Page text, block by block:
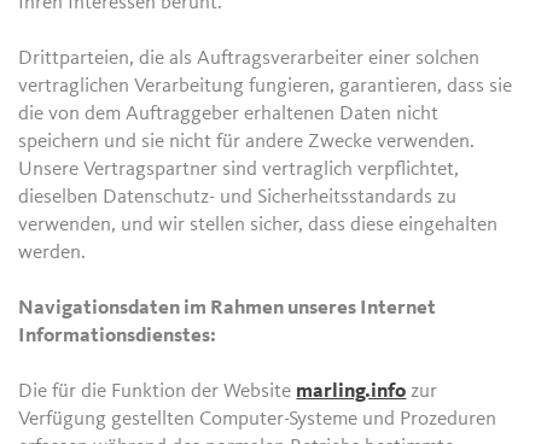
Drittparteien, die als Auftragsverarbeiter einer solchen
vertraglichen Verarbeitung fungieren, garantieren, dass sie
die von dem Auftraggeber erhaltenen Daten nicht
speichern und sie nicht für andere Zwecke verwenden.
Unsere Vertragspartner sind vertraglich verpflichtet,
dieselben Datenschutz- und Sicherheitsstandards zu
verwenden, und wir stellen sicher, dass diese eingehalten
werden.
Navigationsdaten im Rahmen unseres Internet
Informationsdienstes:
Die für die Funktion der Website marling.info zur
Verfügung gestellten Computer-Systeme und Prozeduren